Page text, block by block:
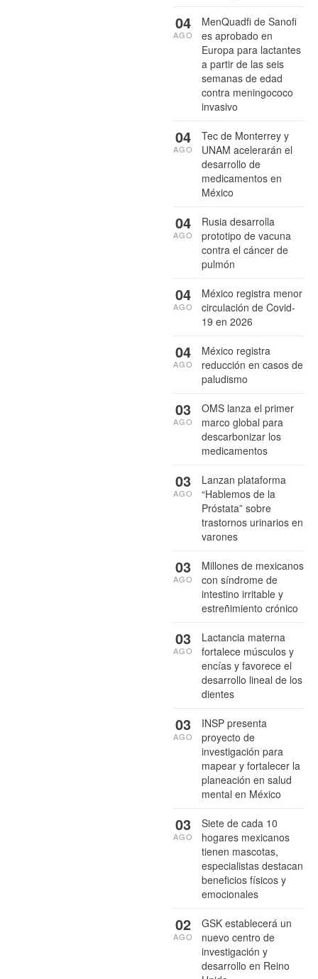
MenQuadfi de Sanofi
es aprobado en
Europa para lactantes
a partir de las seis
semanas de edad
contra meningococo
invasivo
04
AGO
Tec de Monterrey y
UNAM acelerarán el
desarrollo de
medicamentos en
México
04
AGO
Rusia desarrolla
prototipo de vacuna
contra el cáncer de
pulmón
04
AGO
México registra menor
circulación de Covid-
19 en 2026
04
AGO
México registra
reducción en casos de
paludismo
04
AGO
OMS lanza el primer
marco global para
descarbonizar los
medicamentos
03
AGO
Lanzan plataforma
“Hablemos de la
Próstata” sobre
trastornos urinarios en
varones
03
AGO
Millones de mexicanos
con síndrome de
intestino irritable y
estreñimiento crónico
03
AGO
Lactancia materna
fortalece músculos y
encías y favorece el
desarrollo lineal de los
dientes
03
AGO
INSP presenta
proyecto de
investigación para
mapear y fortalecer la
planeación en salud
mental en México
03
AGO
Siete de cada 10
hogares mexicanos
tienen mascotas,
especialistas destacan
beneficios físicos y
emocionales
03
AGO
GSK establecerá un
nuevo centro de
investigación y
desarrollo en Reino
02
AGO